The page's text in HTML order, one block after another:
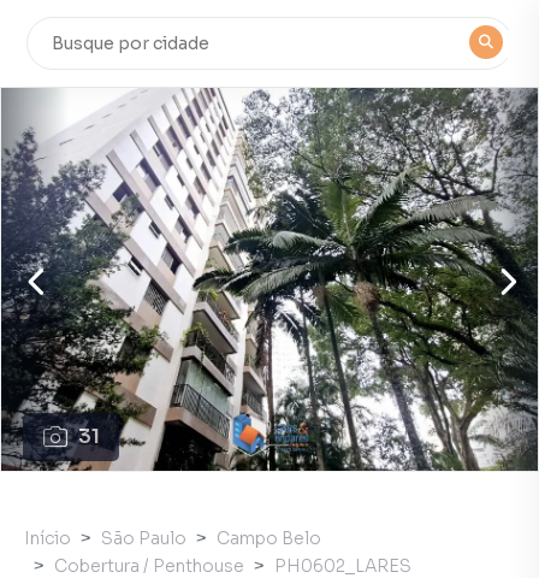
31
Início São Paulo
Campo Belo
Cobertura / Penthouse
PH0602_LARES